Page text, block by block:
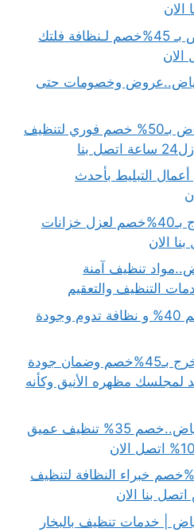
الان
شركة تنظيف فلل بالرياض بـ 45%خصم لـنظافة فلتك
وخصومات حتى
شركة تنظيف منازل بالرياض بـ50% خصم فوري لتنظيف
بنا
التبليط بأحدث
شركة عزل خزانات بالخرج بـ40%خصم لعزل خزانات
الان
تنظيف آمنة
شركة تنظيف بالخرج خصم 40% و نظافة تدوم وجودة
شركة تنظيف مجالس بالخرج بـ45%خصم وضمان جودة
لمجلسك مظهره الأنيق وكأنه
شركة تنظيف مطابخ بالرياض..خصم 35% تنظيف عميق
شركة تنظيف بالدلم بـ35%خصم خبراء النظافة لتنظيف
بنا الان
| خدمات تنظيف بالبخار